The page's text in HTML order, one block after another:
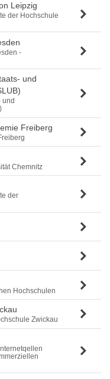
Leipzig
der Hochschule
-
und
und
Freiberg
Chemnitz
der
Hochschulen
Zwickau